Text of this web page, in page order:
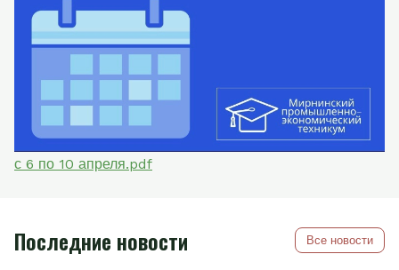
с 6 по 10 апреля.pdf
Последние новости Все новости